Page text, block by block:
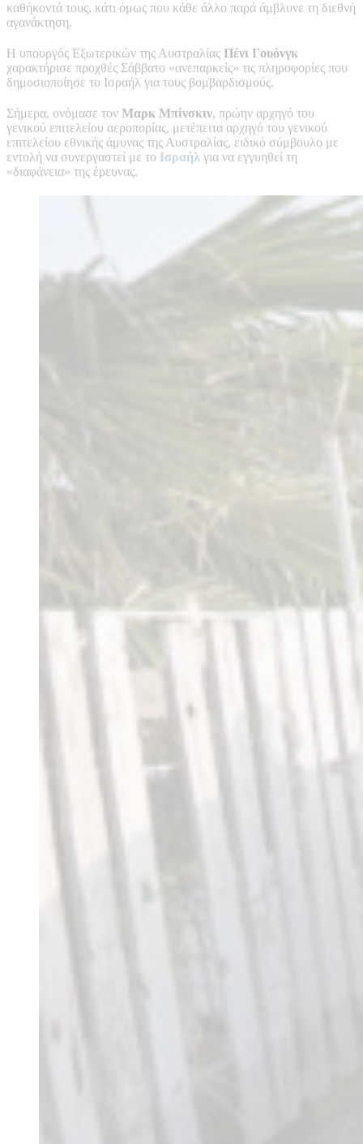
καθήκοντά τους, κάτι όμως που κάθε άλλο παρά άμβλυνε τη διεθνή
αγανάκτηση.
Η υπουργός Εξωτερικών της Αυστραλίας Πένι Γουόνγκ
χαρακτήρισε προχθές Σάββατο «ανεπαρκείς» τις πληροφορίες που
δημοσιοποίησε το Ισραήλ για τους βομβαρδισμούς.
Σήμερα, ονόμασε τον Μαρκ Μπίνσκιν, πρώην αρχηγό του
γενικού επιτελείου αεροπορίας, μετέπειτα αρχηγό του γενικού
επιτελείου εθνικής άμυνας της Αυστραλίας, ειδικό σύμβουλο με
εντολή να συνεργαστεί με το Ισραήλ για να εγγυηθεί τη
«διαφάνεια» της έρευνας.